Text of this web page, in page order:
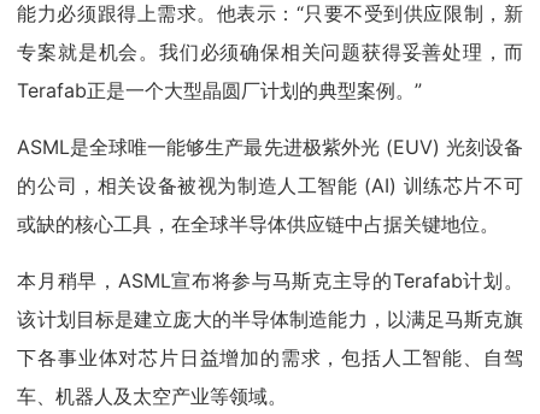
能力必须跟得上需求。他表示：“只要不受到供应限制，新
专案就是机会。我们必须确保相关问题获得妥善处理，而
Terafab正是一个大型晶圆厂计划的典型案例。”
ASML是全球唯一能够生产最先进极紫外光 (EUV) 光刻设备
的公司，相关设备被视为制造人工智能 (AI) 训练芯片不可
或缺的核心工具，在全球半导体供应链中占据关键地位。
本月稍早，ASML宣布将参与马斯克主导的Terafab计划。
该计划目标是建立庞大的半导体制造能力，以满足马斯克旗
下各事业体对芯片日益增加的需求，包括人工智能、自驾
车、机器人及太空产业等领域。